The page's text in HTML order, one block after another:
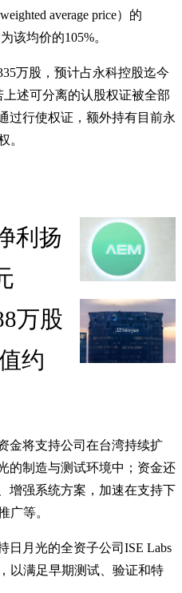
average price）的
该均价的105%。
万股，预计占永科控股迄今
述可分离的认股权证被全部
过行使权证，额外持有目前永
。
利扬
万股
约
金将支持公司在台湾持续扩
的制造与测试环境中；资金还
增强系统方案，加速在支持下
广等。
日月光的全资子公司ISE Labs
以满足早期测试、验证和特